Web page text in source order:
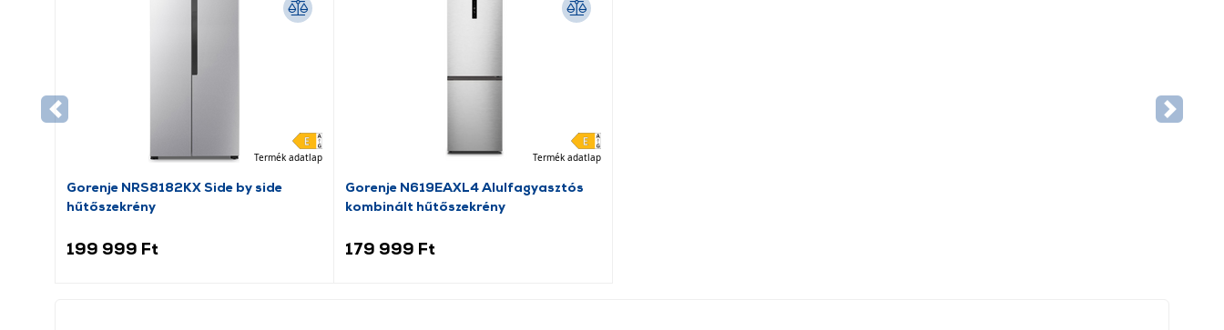
Termék adatlap
Gorenje NRS8182KX Side by side
hűtőszekrény
199 999 Ft
Termék adatlap
Gorenje N619EAXL4 Alulfagyasztós
kombinált hűtőszekrény
179 999 Ft